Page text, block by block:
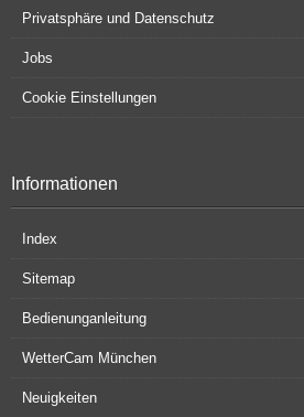
Privatsphäre und Datenschutz
Jobs
Cookie Einstellungen
Informationen
Index
Sitemap
Bedienunganleitung
WetterCam München
Neuigkeiten